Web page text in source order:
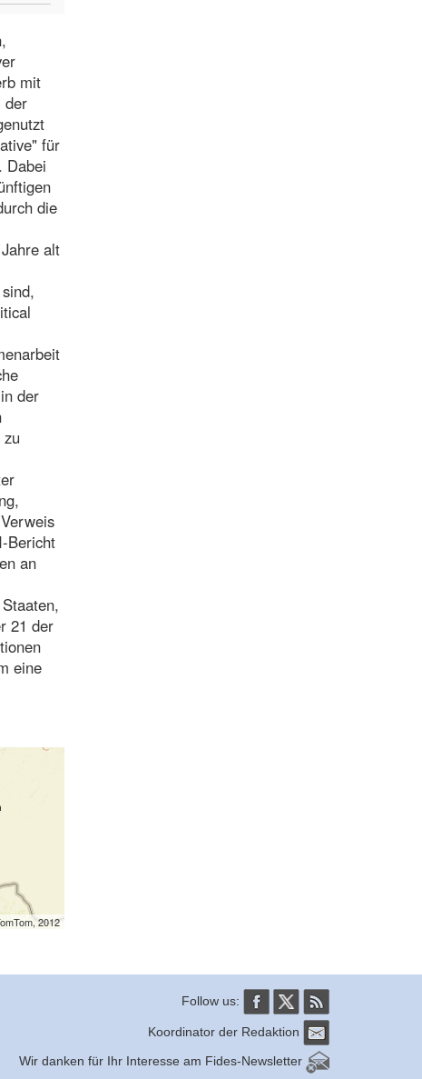
mit
der
für
Dabei
die
alt
der
Bericht
an
21 der
eine
2012
Follow us:
Koordinator der Redaktion
Wir danken für Ihr Interesse am Fides-Newsletter